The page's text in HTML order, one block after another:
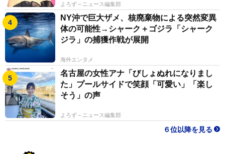
よろず～ニュース編集部
NY沖で巨大ザメ、核廃棄物による突然変異
体の可能性→シャーク＋ゴジラ「シャーク
ジラ」の捕獲作戦が展開
海外エンタメ
名古屋の女性アナ「びしょぬれになりまし
た」プールサイドで笑顔「可愛い」「楽し
そう」の声
よろず～ニュース編集部
６位以降を見る